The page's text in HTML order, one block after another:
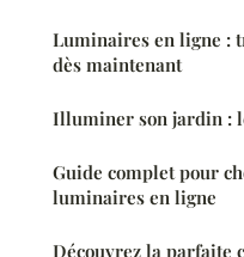
Luminaires en ligne :
dès maintenant
Illuminer son jardin :
Guide complet pour
luminaires en ligne
Découvrez la parfaite